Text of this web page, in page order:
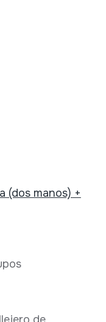
(dos manos) +